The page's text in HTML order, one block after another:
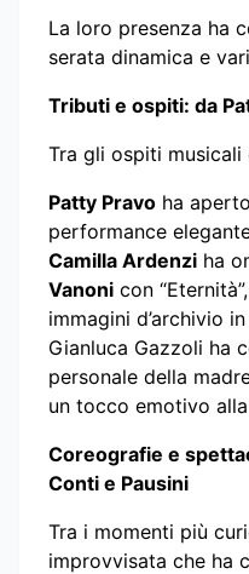
La loro presenza ha
serata dinamica e
Tributi e ospiti: da
Tra gli ospiti
Patty Pravo ha
performance
Camilla Ardenzi ha
Vanoni con
immagini d’archivio
Gianluca Gazzoli ha
personale della
un tocco emotivo
Coreografie e
Conti e Pausini
Tra i momenti più
improvvisata che ha